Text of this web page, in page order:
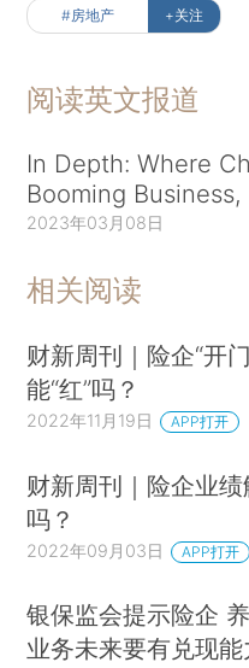
#房地产 +关注
阅读英文报道
In Depth: Where
Booming
2023年03月08日
相关阅读
财新周刊｜险企“开
能“红”吗？
2022年11月19日 APP打开
财新周刊｜险企业绩
吗？
2022年09月03日 APP打开
银保监会提示险企
业务未来要有兑现能